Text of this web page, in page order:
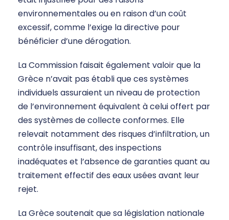
environnementales ou en raison d’un coût
excessif, comme l’exige la directive pour
bénéficier d’une dérogation.
La Commission faisait également valoir que la
Grèce n’avait pas établi que ces systèmes
individuels assuraient un niveau de protection
de l’environnement équivalent à celui offert par
des systèmes de collecte conformes. Elle
relevait notamment des risques d’infiltration, un
contrôle insuffisant, des inspections
inadéquates et l’absence de garanties quant au
traitement effectif des eaux usées avant leur
rejet.
La Grèce soutenait que sa législation nationale